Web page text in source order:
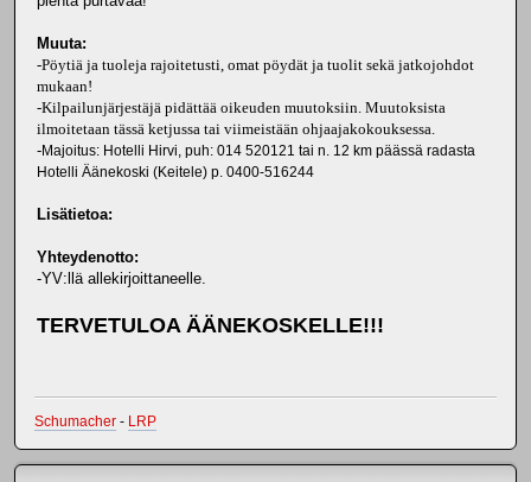
Muuta:
-Pöytiä ja tuoleja rajoitetusti, omat pöydät ja tuolit sekä jatkojohdot
mukaan!
-Kilpailunjärjestäjä pidättää oikeuden muutoksiin. Muutoksista
ilmoitetaan tässä ketjussa tai viimeistään ohjaajakokouksessa.
-Majoitus: Hotelli Hirvi, puh: 014 520121 tai n. 12 km päässä radasta
Hotelli Äänekoski (Keitele) p. 0400-516244
Lisätietoa:
Yhteydenotto:
-YV:llä allekirjoittaneelle.
TERVETULOA ÄÄNEKOSKELLE!!!
Schumacher - LRP